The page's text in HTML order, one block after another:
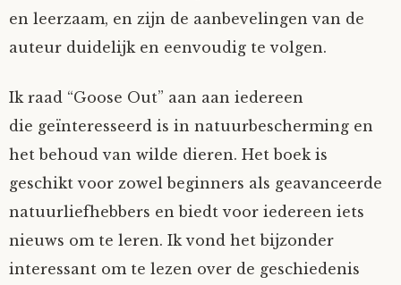
en leerzaam, en zijn de aanbevelingen van de
auteur duidelijk en eenvoudig te volgen.
Ik raad “Goose Out” aan aan iedereen
die geïnteresseerd is in natuurbescherming en
het behoud van wilde dieren. Het boek is
geschikt voor zowel beginners als geavanceerde
natuurliefhebbers en biedt voor iedereen iets
nieuws om te leren. Ik vond het bijzonder
interessant om te lezen over de geschiedenis